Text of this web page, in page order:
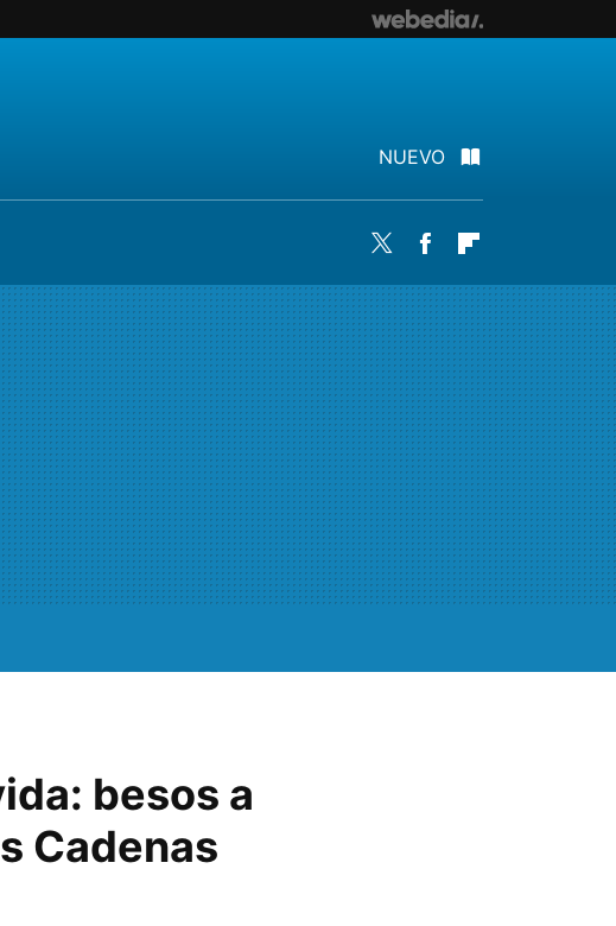
NUEVO
Twitter Facebook
besos a
Cadenas